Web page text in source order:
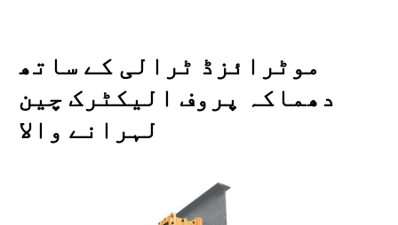
موٹرائزڈ ٹرالی کے ساتھ
دھماکہ پروف الیکٹرک چین
لہرانے والا